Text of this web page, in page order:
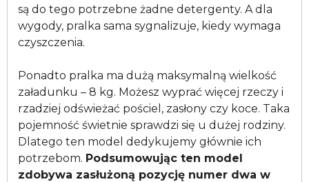
są do tego potrzebne żadne detergenty. A dla
wygody, pralka sama sygnalizuje, kiedy wymaga
czyszczenia.
Ponadto pralka ma dużą maksymalną wielkość
załadunku – 8 kg. Możesz wyprać więcej rzeczy i
rzadziej odświeżać pościel, zasłony czy koce. Taka
pojemność świetnie sprawdzi się u dużej rodziny.
Dlatego ten model dedykujemy głównie ich
potrzebom. Podsumowując ten model
zdobywa zasłużoną pozycję numer dwa w